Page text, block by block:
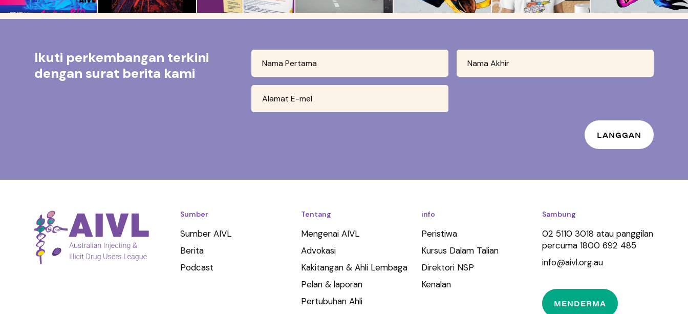
Ikuti perkembangan terkini
dengan surat berita kami
Sumber
Sumber AIVL
Berita
Podcast
Tentang
Mengenai AIVL
Advokasi
Kakitangan & Ahli Lembaga
Pelan & laporan
Pertubuhan Ahli
info
Peristiwa
Kursus Dalam Talian
Direktori NSP
Kenalan
Sambung
02 5110 3018 atau panggilan
percuma 1800 692 485
info@aivl.org.au
MENDERMA